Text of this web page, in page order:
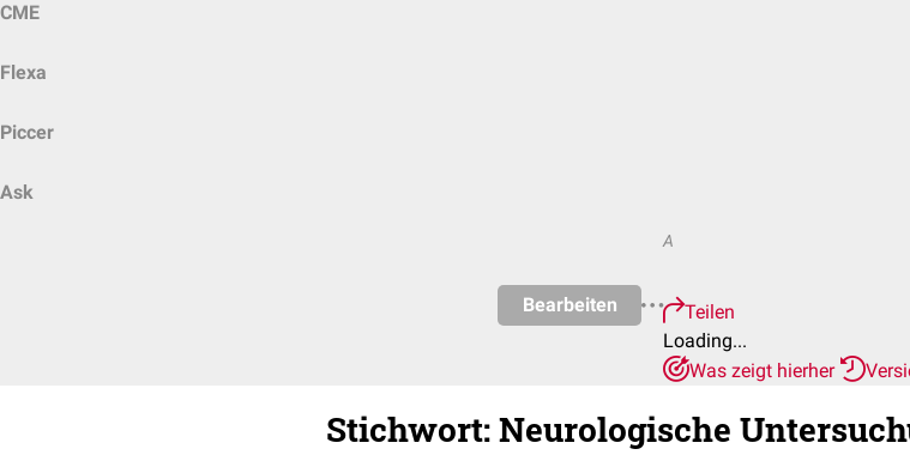
CME
Flexa
Piccer
Ask
Bearbeiten
A
Teilen
Loading...
Was zeigt hierher
Stichwort: Neurologische